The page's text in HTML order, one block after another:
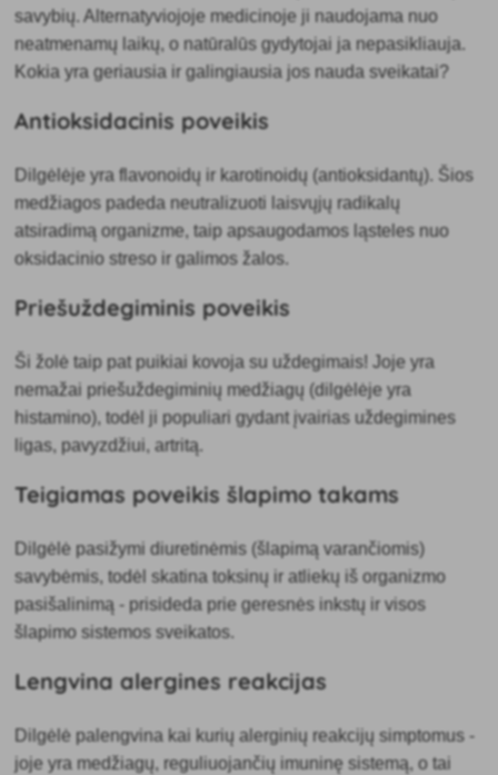
savybių. Alternatyviojoje medicinoje ji naudojama nuo
neatmenamų laikų, o natūralūs gydytojai ja nepasikliauja.
Kokia yra geriausia ir galingiausia jos nauda sveikatai?
Antioksidacinis poveikis
Dilgėlėjeyra flavonoidų ir karotinoidų (antioksidantų). Šios
medžiagos padeda neutralizuoti laisvųjų radikalų
atsiradimą organizme, taip apsaugodamos ląsteles nuo
oksidacinio streso ir galimos žalos.
Priešuždegiminis poveikis
Ši žolė taip pat puikiai kovoja su uždegimais! Joje yra
nemažai priešuždegiminių medžiagų (dilgėlėje yra
histamino), todėl ji populiari gydant įvairias uždegimines
ligas, pavyzdžiui, artritą.
Teigiamas poveikis šlapimo takams
Dilgėlė pasižymidiuretinėmis (šlapimą varančiomis)
savybėmis, todėl skatina toksinų ir atliekų iš organizmo
pasišalinimą - prisideda prie geresnės inkstų ir visos
šlapimo sistemos sveikatos.
Lengvina alergines reakcijas
Dilgėlė palengvina kai kurių alerginių reakcijų simptomus -
joje yra medžiagų, reguliuojančių imuninę sistemą, o tai